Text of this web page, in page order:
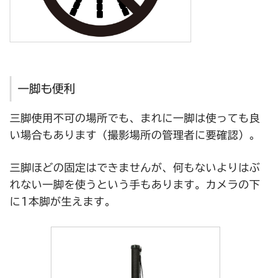
一脚も便利
三脚使用不可の場所でも、まれに一脚は使っても良
い場合もあります（撮影場所の管理者に要確認）。
三脚ほどの固定はできませんが、何もないよりはぶ
れない一脚を使うという手もあります。カメラの下
に1本脚が生えます。